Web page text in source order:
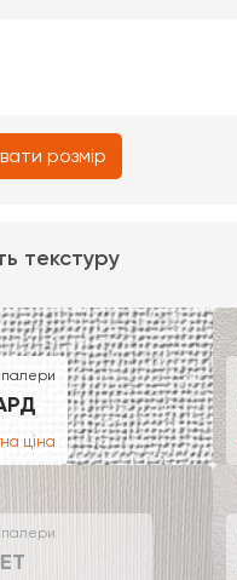
розмір
текстуру
ціна